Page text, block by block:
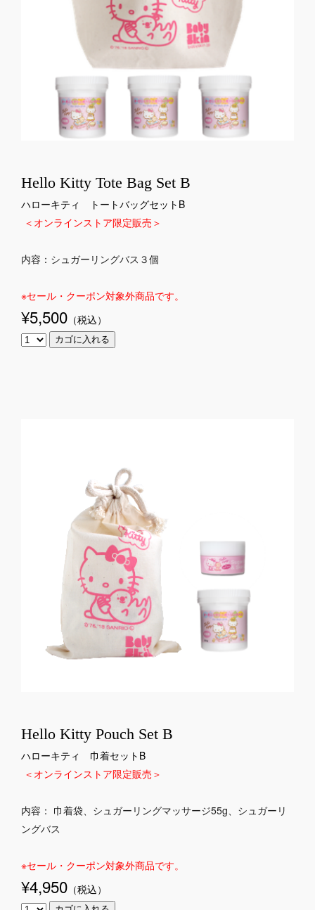
Hello Kitty Tote Bag Set B
ハローキティ トートバッグセットB
＜オンラインストア限定販売＞
内容：シュガーリングバス３個
※セール・クーポン対象外商品です。
¥5,500 （税込）
Hello Kitty Pouch Set B
ハローキティ 巾着セットB
＜オンラインストア限定販売＞
内容： 巾着袋、シュガーリングマッサージ55g、シュガーリ
ングバス
※セール・クーポン対象外商品です。
¥4,950 （税込）